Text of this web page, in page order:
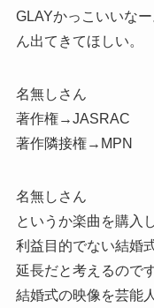
GLAYかっこいいな
ん出てきてほしい。
名無しさん
著作権→JASRAC
著作隣接権→MPN
名無しさん
というか楽曲を購入
利益目的でない結婚
延長だと考えるので
結婚式の映像を芸能